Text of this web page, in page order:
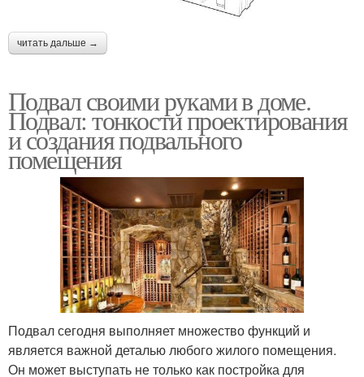
читать дальше →
Подвал своими руками в доме.
Подвал: тонкости проектирования
и создания подвального
помещения
Подвал сегодня выполняет множество функций и
является важной деталью любого жилого помещения.
Он может выступать не только как постройка для